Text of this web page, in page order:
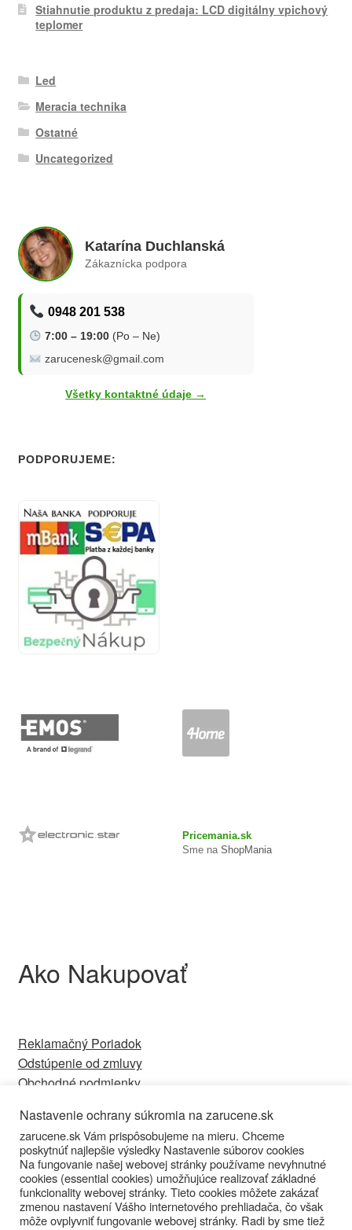
Stiahnutie produktu z predaja: LCD digitálny vpichový
teplomer
Led
Meracia technika
Ostatné
Uncategorized
Katarína Duchlanská
Zákaznícka podpora
0948 201 538
7:00 – 19:00 (Po – Ne)
zarucenesk@gmail.com
Všetky kontaktné údaje →
PODPORUJEME:
Pricemania.sk
Sme na ShopMania
Ako Nakupovať
Reklamačný Poriadok
Odstúpenie od zmluvy
Obchodné podmienky
Kontakt
© Zarucene.sk 2026
Nastavenie ochrany súkromia na zarucene.sk
zarucene.sk Vám prispôsobujeme na mieru. Chceme
poskytnúť najlepšie výsledky Nastavenie súborov cookies
Na fungovanie našej webovej stránky používame nevyhnutné
cookies (essential cookies) umožňujúce realizovať základné
funkcionality webovej stránky. Tieto cookies môžete zakázať
zmenou nastavení Vášho internetového prehliadača, čo však
môže ovplyvniť fungovanie webovej stránky. Radi by sme tiež